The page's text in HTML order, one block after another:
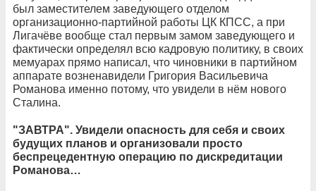
был заместителем заведующего отделом
организационно-партийной работы ЦК КПСС, а при
Лигачёве вообще стал первым замом заведующего и
фактически определял всю кадровую политику, в своих
мемуарах прямо написал, что чиновники в партийном
аппарате возненавидели Григория Васильевича
Романова именно потому, что увидели в нём нового
Сталина.
"ЗАВТРА". Увидели опасность для себя и своих
будущих планов и организовали просто
беспрецедентную операцию по дискредитации
Романова…